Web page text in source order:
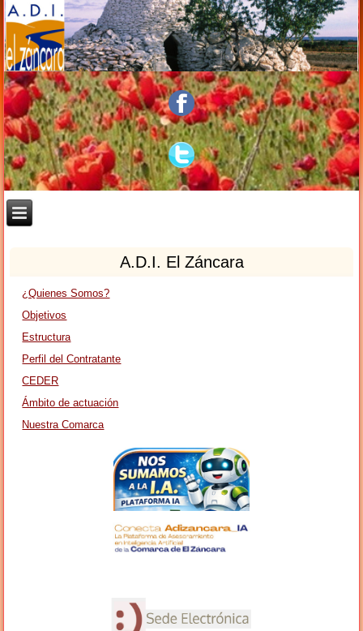
A.D.I. El Záncara
¿Quienes Somos?
Objetivos
Estructura
Perfil del Contratante
CEDER
Ámbito de actuación
Nuestra Comarca